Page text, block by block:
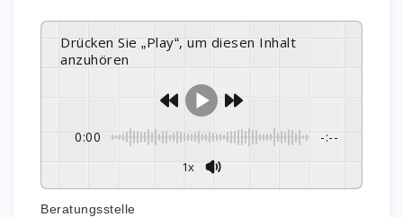
Drücken Sie „Play“, um diesen Inhalt
anzuhören
0:00 -:--
1x
Beratungsstelle